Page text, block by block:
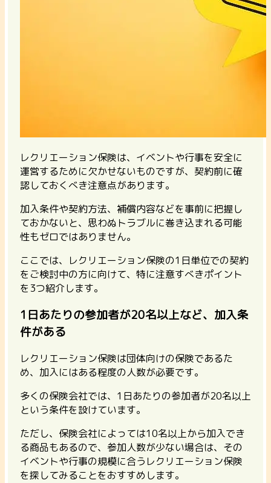
レクリエーション保険は、イベントや行事を安全に
運営するために欠かせないものですが、契約前に確
認しておくべき注意点があります。
加入条件や契約方法、補償内容などを事前に把握し
ておかないと、思わぬトラブルに巻き込まれる可能
性もゼロではありません。
ここでは、レクリエーション保険の1日単位での契約
をご検討中の方に向けて、特に注意すべきポイント
を3つ紹介します。
1日あたりの参加者が20名以上など、加入条
件がある
レクリエーション保険は団体向けの保険であるた
め、加入にはある程度の人数が必要です。
多くの保険会社では、1日あたりの参加者が20名以上
という条件を設けています。
ただし、保険会社によっては10名以上から加入でき
る商品もあるので、参加人数が少ない場合は、その
イベントや行事の規模に合うレクリエーション保険
を探してみることをおすすめします。